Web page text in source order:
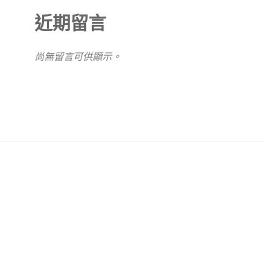
近期留言
尚無留言可供顯示。